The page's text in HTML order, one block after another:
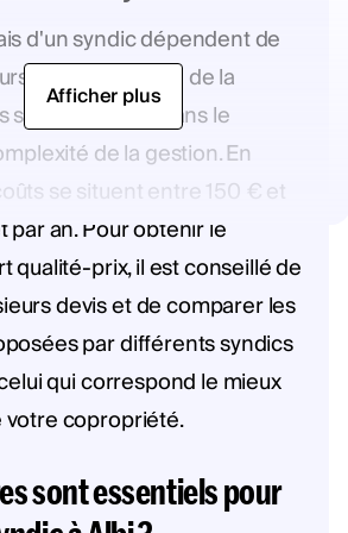
d'un syndic dépendent de
tels que la taille de la
services inclus dans le
de la gestion. En
se situent entre 150 € et
an. Pour obtenir le
qualité-prix, il est conseillé de
devis et de comparer les
par différents syndics
qui correspond le mieux
votre copropriété.
sont essentiels pour
Afficher plus